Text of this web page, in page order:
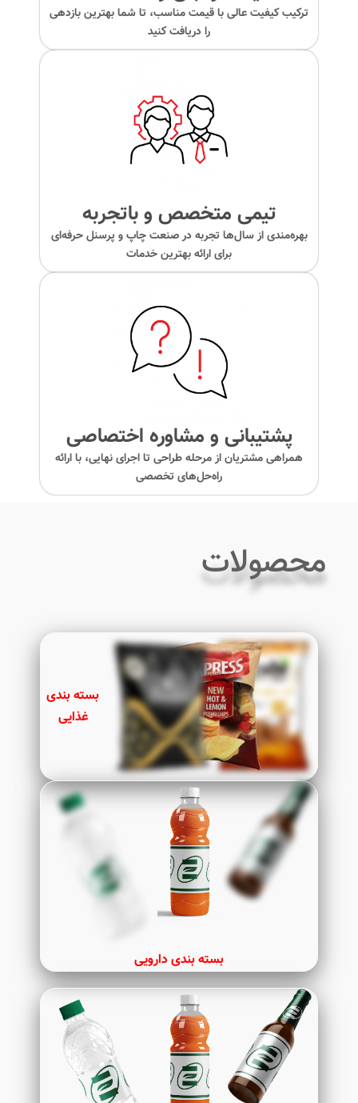
ترکیب کیفیت عالی با قیمت مناسب، تا شما بهترین بازدهی
را دریافت کنید
تیمی متخصص و باتجربه
بهره‌مندی از سال‌ها تجربه در صنعت چاپ و پرسنل حرفه‌ای
برای ارائه بهترین خدمات
پشتیبانی و مشاوره اختصاصی
همراهی مشتریان از مرحله طراحی تا اجرای نهایی، با ارائه
راه‌حل‌های تخصصی
محصولات
بسته بندی
غذایی
بسته بندی دارویی